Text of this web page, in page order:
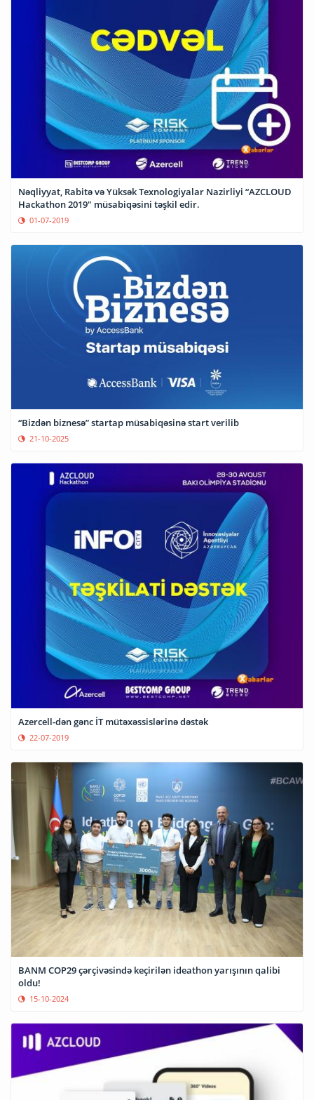
Nəqliyyat, Rabitə və Yüksək Texnologiyalar Nazirliyi “AZCLOUD
Hackathon 2019" müsabiqəsini təşkil edir.
01-07-2019
“Bizdən biznesə” startap müsabiqəsinə start verilib
21-10-2025
Azercell-dən gənc İT mütəxəssislərinə dəstək
22-07-2019
BANM COP29 çərçivəsində keçirilən ideathon yarışının qalibi
oldu!
15-10-2024